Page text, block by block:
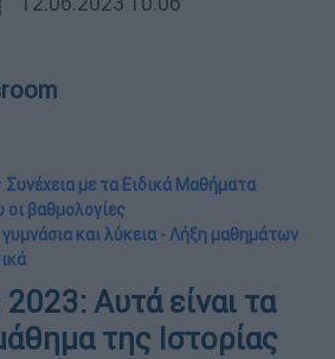
Συνέχεια με τα Ειδικά Μαθήματα
οι βαθμολογίες
και λύκεια - Λήξη μαθημάτων
Αυτά είναι τα
της Ιστορίας